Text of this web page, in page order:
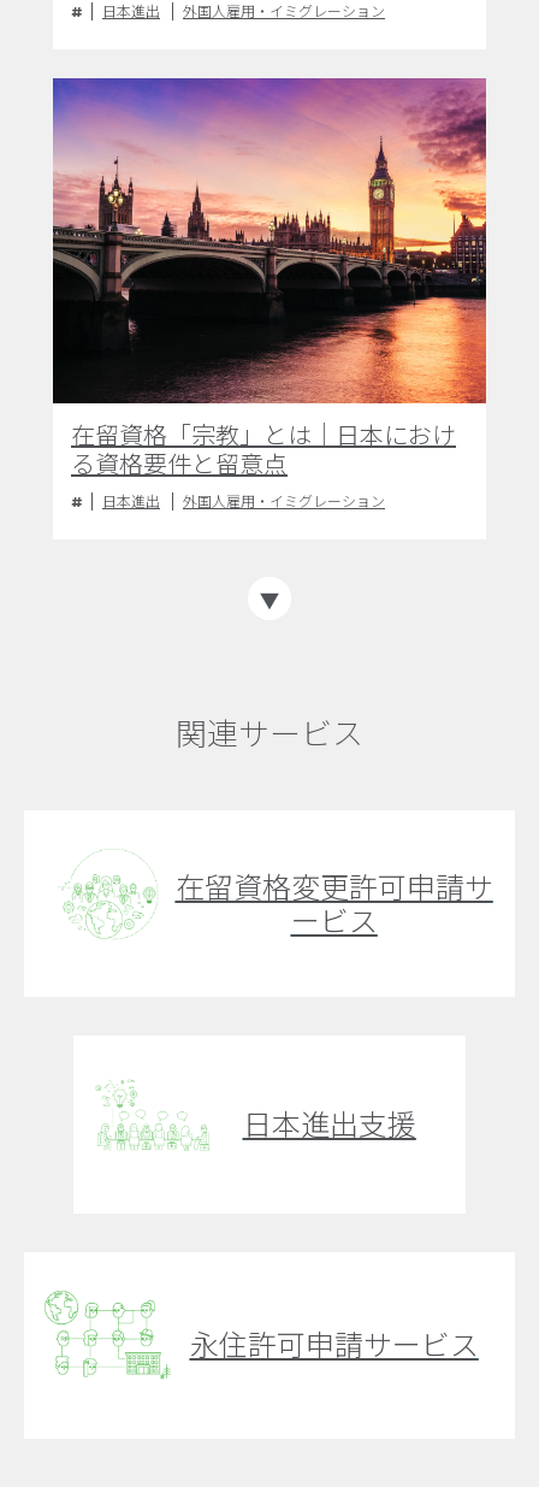
日本進出 外国人雇用・イミグレーション
在留資格「宗教」とは｜日本におけ
る資格要件と留意点
日本進出 外国人雇用・イミグレーション
関連サービス
在留資格変更許可申請サ
ービス
日本進出支援
永住許可申請サービス